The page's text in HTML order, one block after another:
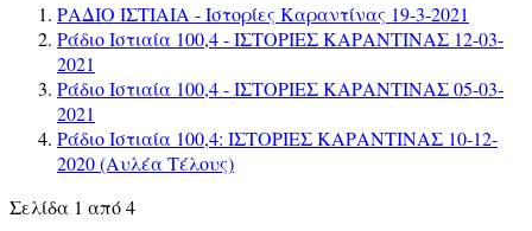
ΡΑΔΙΟ ΙΣΤΙΑΙΑ - Ιστορίες Καραντίνας 19-3-2021
Ράδιο Ιστιαία 100,4 - ΙΣΤΟΡΙΕΣ ΚΑΡΑΝΤΙΝΑΣ 12-03-
2021
Ράδιο Ιστιαία 100,4 - ΙΣΤΟΡΙΕΣ ΚΑΡΑΝΤΙΝΑΣ 05-03-
2021
Ράδιο Ιστιαία 100,4: ΙΣΤΟΡΙΕΣ ΚΑΡΑΝΤΙΝΑΣ 10-12-
2020 (Αυλέα Τέλους)
Σελίδα 1 από 4